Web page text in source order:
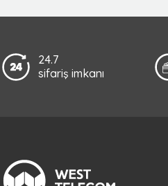
24.7
sifariş imkanı